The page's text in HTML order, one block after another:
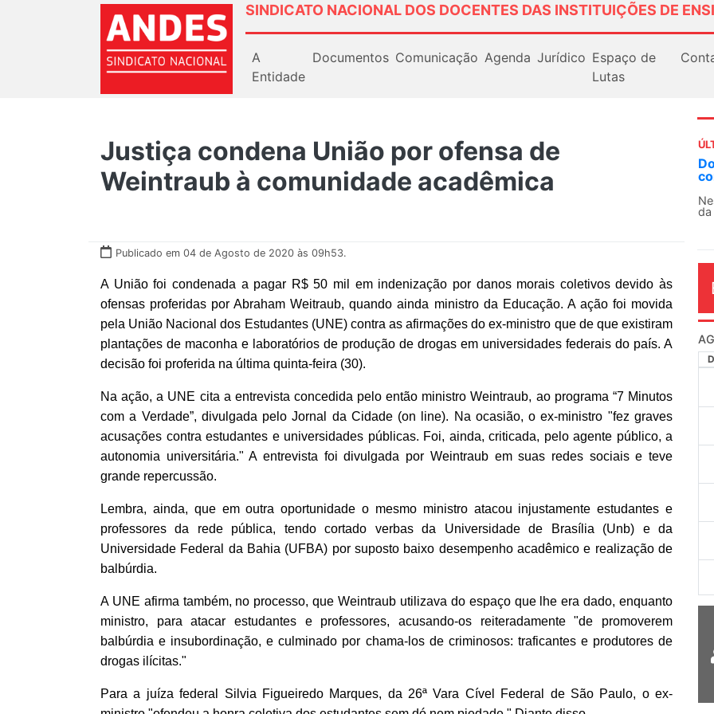
SINDICATO NACIONAL DOS DOCENTES DAS INSTITUIÇÕES DE
A
Entidade
Documentos Comunicação Agenda Jurídico Espaço de
Lutas
Justiça condena União por ofensa de
Weintraub à comunidade acadêmica
Publicado em 04 de Agosto de 2020 às 09h53.
A União foi condenada a pagar R$ 50 mil em indenização por danos morais coletivos devido às
ofensas proferidas por Abraham Weitraub, quando ainda ministro da Educação. A ação foi movida
pela União Nacional dos Estudantes (UNE) contra as afirmações do ex-ministro que de que existiram
plantações de maconha e laboratórios de produção de drogas em universidades federais do país. A
decisão foi proferida na última quinta-feira (30).
Na ação, a UNE cita a entrevista concedida pelo então ministro Weintraub, ao programa “7 Minutos
com a Verdade”, divulgada pelo Jornal da Cidade (on line). Na ocasião, o ex-ministro "fez graves
acusações contra estudantes e universidades públicas. Foi, ainda, criticada, pelo agente público, a
autonomia universitária." A entrevista foi divulgada por Weintraub em suas redes sociais e teve
grande repercussão.
Lembra, ainda, que em outra oportunidade o mesmo ministro atacou injustamente estudantes e
professores da rede pública, tendo cortado verbas da Universidade de Brasília (Unb) e da
Universidade Federal da Bahia (UFBA) por suposto baixo desempenho acadêmico e realização de
balbúrdia.
A UNE afirma também, no processo, que Weintraub utilizava do espaço que lhe era dado, enquanto
ministro, para atacar estudantes e professores, acusando-os reiteradamente "de promoverem
balbúrdia e insubordinação, e culminado por chama-los de criminosos: traficantes e produtores de
drogas ilícitas."
Para a juíza federal Silvia Figueiredo Marques, da 26ª Vara Cível Federal de São Paulo, o ex-
Docentes paralisam novamente as
contra as políticas de Milei na
Nessa segunda-feira (3), sindicatos de
da educação superior e básica da